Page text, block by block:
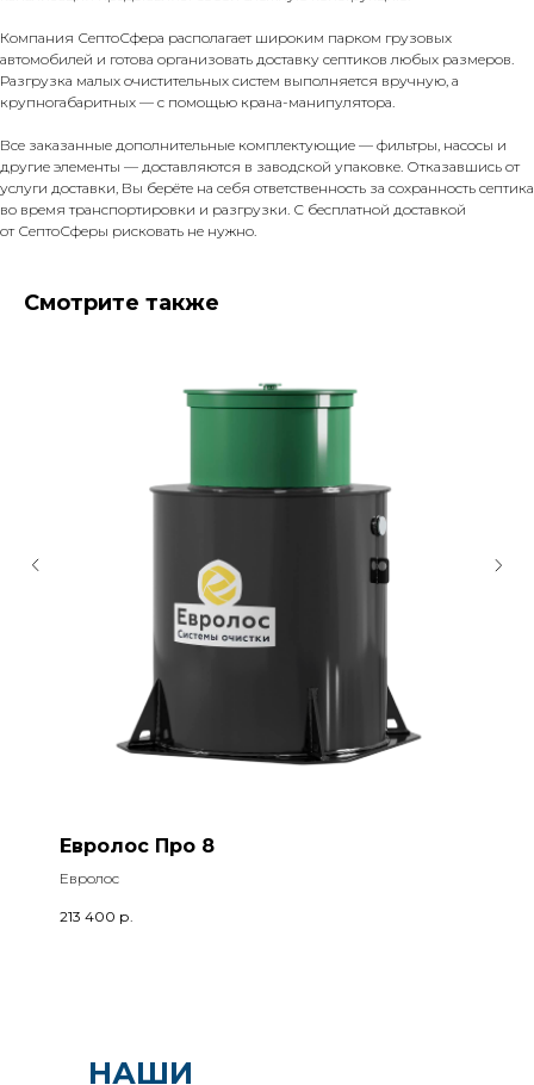
Компания СептоСфера располагает широким парком грузовых
автомобилей и готова организовать доставку септиков любых размеров.
Разгрузка малых очистительных систем выполняется вручную, а
крупногабаритных — с помощью крана-манипулятора.
Все заказанные дополнительные комплектующие — фильтры, насосы и
другие элементы — доставляются в заводской упаковке. Отказавшись от
услуги доставки, Вы берёте на себя ответственность за сохранность септика
во время транспортировки и разгрузки. С бесплатной доставкой
от СептоСферы рисковать не нужно.
Смотрите также
Евролос Про 8
Евролос
213 400 р.
НАШИ